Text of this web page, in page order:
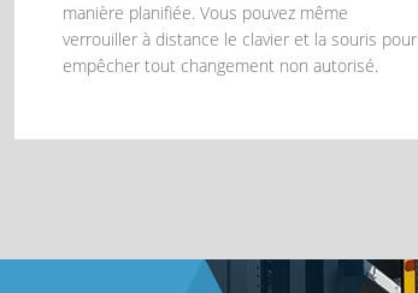
manière planifiée. Vous pouvez même
verrouiller à distance le clavier et la souris pour
empêcher tout changement non autorisé.